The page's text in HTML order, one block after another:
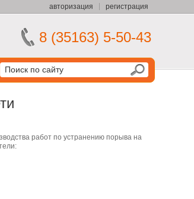
авторизация регистрация
8 (35163) 5-50-43
работ по устранению порыва на